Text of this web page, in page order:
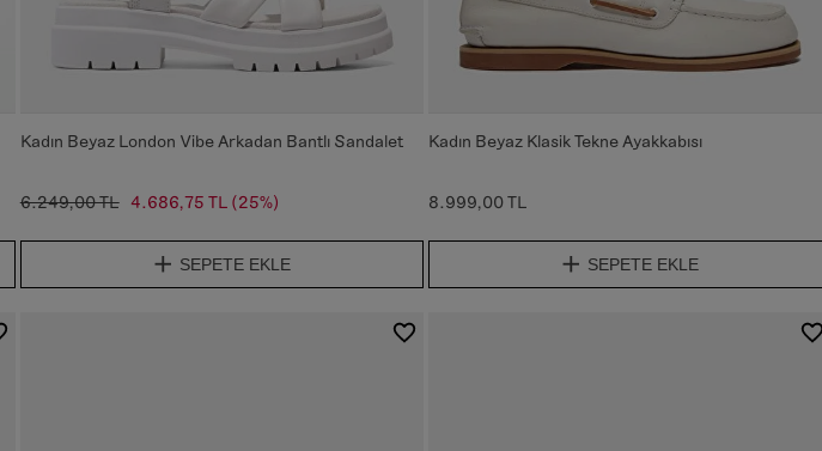
Kadın Beyaz London Vibe Arkadan Bantlı Sandalet
6.249,00 TL 4.686,75 TL (25%)
SEPETE EKLE
Kadın Beyaz Klasik Tekne Ayakkabısı
8.999,00 TL
SEPETE EKLE